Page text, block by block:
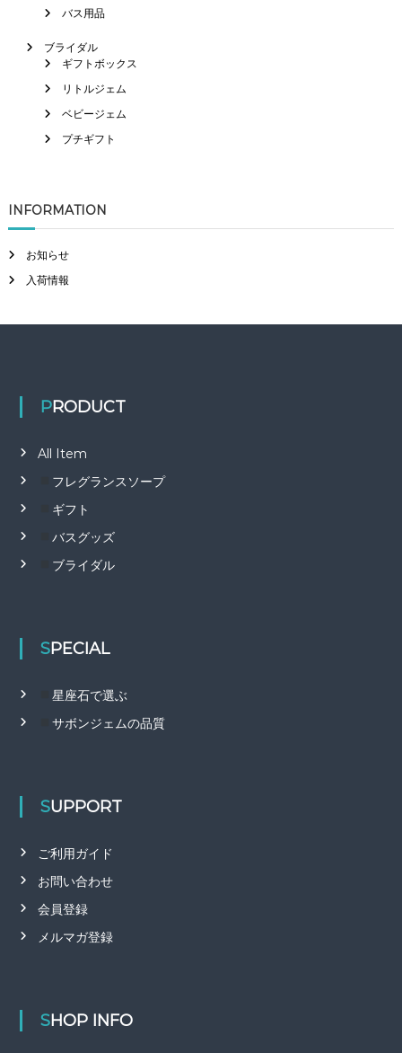
バス用品
ブライダル
ギフトボックス
リトルジェム
ベビージェム
プチギフト
INFORMATION
お知らせ
入荷情報
PRODUCT
All Item
フレグランスソープ
ギフト
バスグッズ
ブライダル
SPECIAL
星座石で選ぶ
サボンジェムの品質
SUPPORT
ご利用ガイド
お問い合わせ
会員登録
メルマガ登録
SHOP INFO